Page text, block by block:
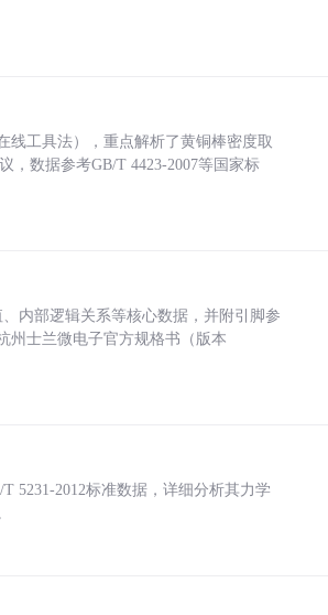
线工具法），重点解析了黄铜棒密度取
，数据参考GB/T 4423-2007等国家标
内部逻辑关系等核心数据，并附引脚参
州士兰微电子官方规格书（版本
5231-2012标准数据，详细分析其力学